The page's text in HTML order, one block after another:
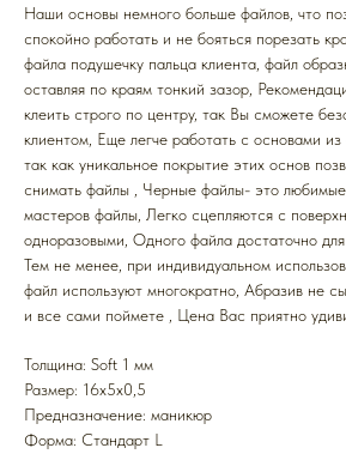
Наши основы немного больше файлов, что
спокойно работать и не бояться порезать
файла подушечку пальца клиента, файл
оставляя по краям тонкий зазор,
клеить строго по центру, так Вы сможете
клиентом, Еще легче работать с основами из
так как уникальное покрытие этих основ
снимать файлы , Черные файлы- это
мастеров файлы, Легко сцепляются с
одноразовыми, Одного файла достаточно
Тем не менее, при индивидуальном
файл используют многократно, Абразив не
и все сами поймете , Цена Вас приятно
Толщина: Soft 1 мм
Размер: 16x5x0,5
Предназначение: маникюр
Форма: Стандарт L